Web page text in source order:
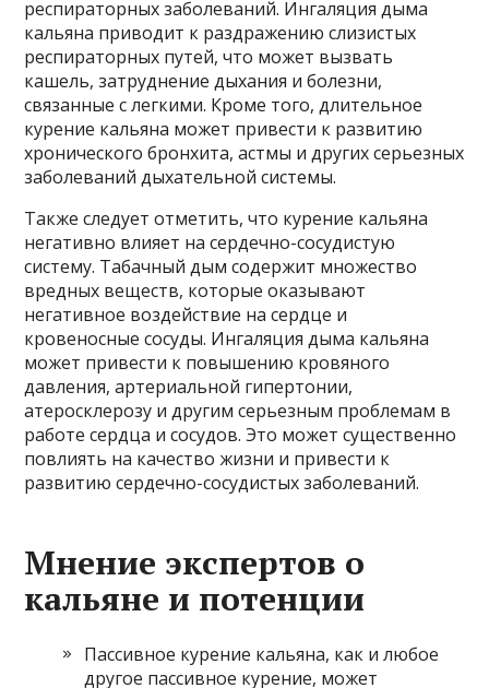
респираторных заболеваний. Ингаляция дыма
кальяна приводит к раздражению слизистых
респираторных путей, что может вызвать
кашель, затруднение дыхания и болезни,
связанные с легкими. Кроме того, длительное
курение кальяна может привести к развитию
хронического бронхита, астмы и других серьезных
заболеваний дыхательной системы.
Также следует отметить, что курение кальяна
негативно влияет на сердечно-сосудистую
систему. Табачный дым содержит множество
вредных веществ, которые оказывают
негативное воздействие на сердце и
кровеносные сосуды. Ингаляция дыма кальяна
может привести к повышению кровяного
давления, артериальной гипертонии,
атеросклерозу и другим серьезным проблемам в
работе сердца и сосудов. Это может существенно
повлиять на качество жизни и привести к
развитию сердечно-сосудистых заболеваний.
Мнение экспертов о
кальяне и потенции
Пассивное курение кальяна, как и любое
другое пассивное курение, может